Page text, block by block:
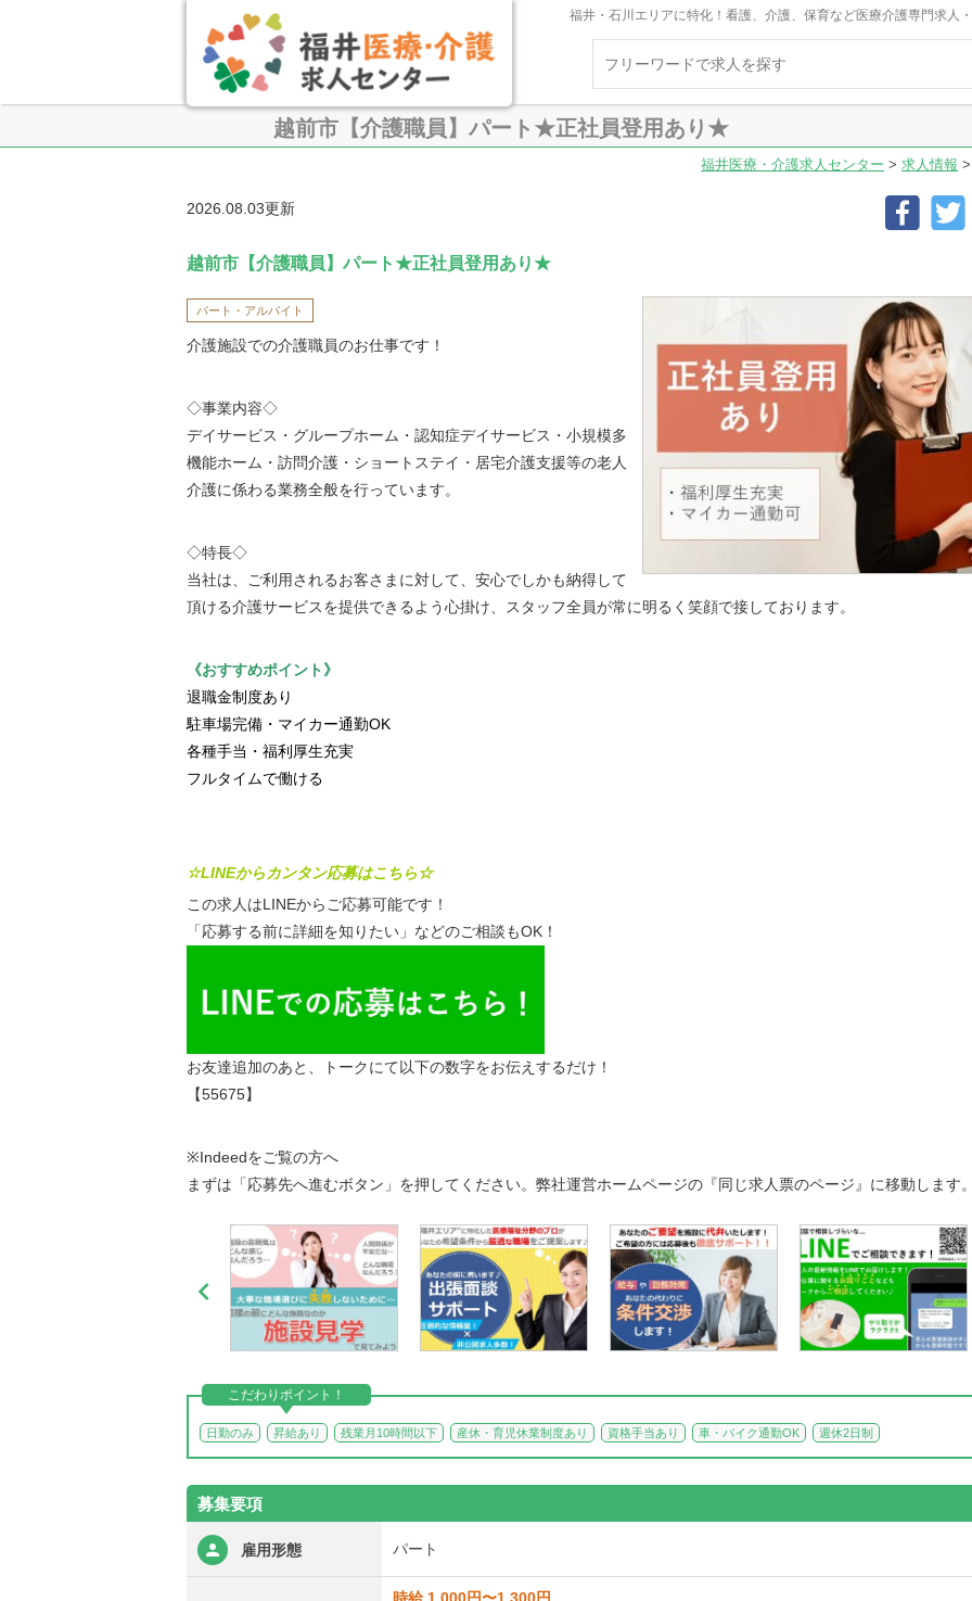
福井・石川エリアに特化！看護、介護、保育など医療介護専門求人
越前市【介護職員】パート★正社員登用あり★
福井医療・介護求人センター > 求人情報
2026.08.03更新
越前市【介護職員】パート★正社員登用あり★
パート・アルバイト
介護施設での介護職員のお仕事です！
◇事業内容◇
デイサービス・グループホーム・認知症デイサービス・小規模多
機能ホーム・訪問介護・ショートステイ・居宅介護支援等の老人
介護に係わる業務全般を行っています。
◇特長◇
当社は、ご利用されるお客さまに対して、安心でしかも納得して
頂ける介護サービスを提供できるよう心掛け、スタッフ全員が常に明るく笑顔で接しております。
《おすすめポイント》
退職金制度あり
駐車場完備・マイカー通勤OK
各種手当・福利厚生充実
フルタイムで働ける
☆LINEからカンタン応募はこちら☆
この求人はLINEからご応募可能です！
「応募する前に詳細を知りたい」などのご相談もOK！
お友達追加のあと、トークにて以下の数字をお伝えするだけ！
【55675】
※Indeedをご覧の方へ
まずは「応募先へ進むボタン」を押してください。弊社運営ホームページの『同じ求人票のページ』に移動します

こだわりポイント！
日勤のみ 昇給あり 残業月10時間以下 産休・育児休業制度あり 資格手当あり 車・バイク通勤OK 週休2日制
募集要項
雇用形態 パート